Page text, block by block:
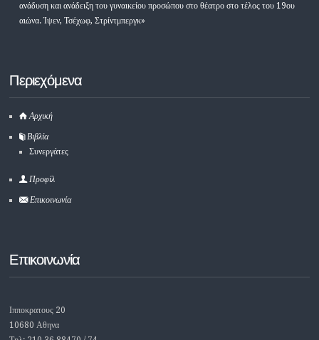
ανάδυση και ανάδειξη του γυναικείου προσώπου στο θέατρο στο τέλος του 19ου
αιώνα. Ίψεν, Τσέχωφ, Στρίντμπεργκ»
Περιεχόμενα
Αρχική
Βιβλία
Συνεργάτες
Προφίλ
Επικοινωνία
Επικοινωνία
Ιπποκρατους 20
10680 Αθηνα